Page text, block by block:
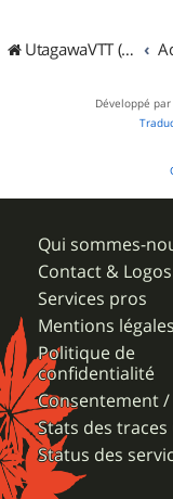
UtagawaVTT (Randos VTT et VTTAE avec traces GPS)
Développé par
Qui sommes-
Contact & Logos
Services pros
Mentions légales
Politique de
confidentialité
Consentement /
Stats des traces
Status des